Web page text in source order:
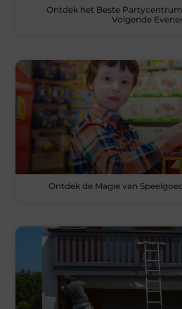
Ontdek het Beste
Volgende
Ontdek de Magie van